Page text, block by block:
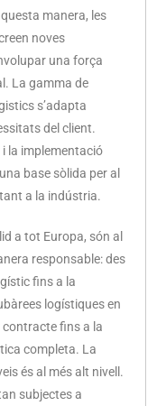
manera, les
noves
una força
La gamma de
s’adapta
del client.
i la implementació
base sòlida per al
a la indústria.
a tot Europa, són al
responsable: des
fins a la
logístiques en
fins a la
completa. La
és al més alt nivell.
subjectes a